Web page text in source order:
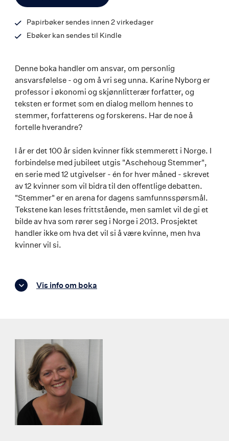
Papirbøker sendes innen 2 virkedager
Ebøker kan sendes til Kindle
Denne boka handler om ansvar, om personlig
ansvarsfølelse - og om å vri seg unna. Karine Nyborg er
professor i økonomi og skjønnlitterær forfatter, og
teksten er formet som en dialog mellom hennes to
stemmer, forfatterens og forskerens. Har de noe å
fortelle hverandre?
I år er det 100 år siden kvinner fikk stemmerett i Norge. I
forbindelse med jubileet utgis "Aschehoug Stemmer",
en serie med 12 utgivelser - én for hver måned - skrevet
av 12 kvinner som vil bidra til den offentlige debatten.
"Stemmer" er en arena for dagens samfunnsspørsmål.
Tekstene kan leses frittstående, men samlet vil de gi et
bilde av hva som rører seg i Norge i 2013. Prosjektet
handler ikke om hva det vil si å være kvinne, men hva
kvinner vil si.
Vis info om boka